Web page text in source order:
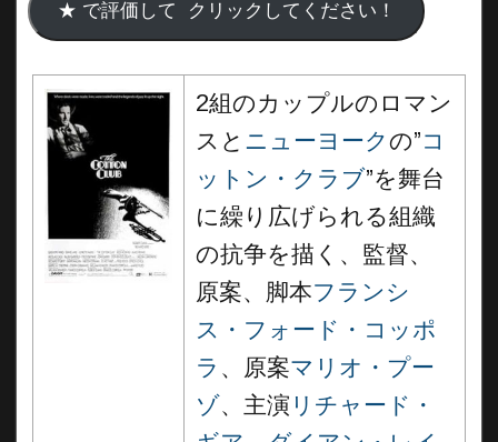
2組のカップルのロマン
スと ニューヨークの”コ
ットン・クラブ”を舞台
に繰り広げられる組織
の抗争を描く、監督、
原案、脚本フランシ
ス・フォード・コッポ
ラ 、原案マリオ・プー
ゾ、主演 リチャード・